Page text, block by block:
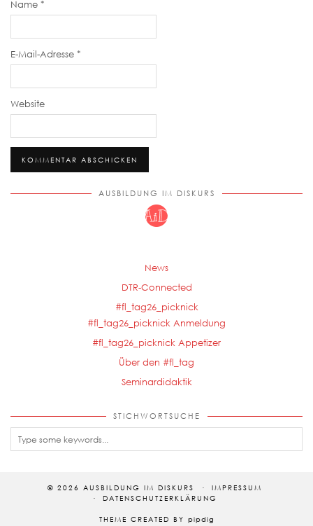
Name *
E-Mail-Adresse *
Website
AUSBILDUNG IM DISKURS
News
DTR-Connected
#fl_tag26_picknick
#fl_tag26_picknick Anmeldung
#fl_tag26_picknick Appetizer
Über den #fl_tag
Seminardidaktik
STICHWORTSUCHE
© 2026 AUSBILDUNG IM DISKURS
IMPRESSUM
DATENSCHUTZERKLÄRUNG
THEME CREATED BY pipdig